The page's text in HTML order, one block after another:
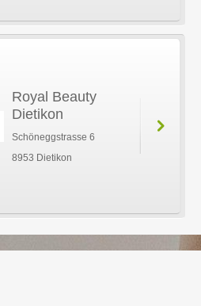
Royal Beauty
Dietikon
Schöneggstrasse 6
8953 Dietikon